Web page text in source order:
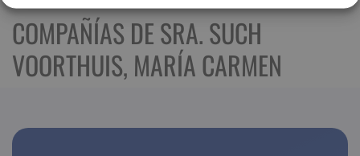
COMPAÑÍAS DE SRA. SUCH
VOORTHUIS, MARÍA CARMEN